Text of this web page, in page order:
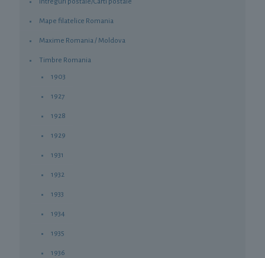
Intreguri postale/Carti postale
Mape filatelice Romania
Maxime Romania / Moldova
Timbre Romania
1903
1927
1928
1929
1931
1932
1933
1934
1935
1936